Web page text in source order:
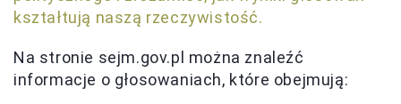
kształtują naszą rzeczywistość.
Na stronie sejm.gov.pl można znaleźć
informacje o głosowaniach, które obejmują: